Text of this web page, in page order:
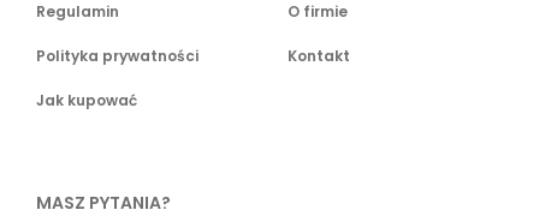
Regulamin
Polityka prywatności
Jak kupować
O firmie
Kontakt
MASZ PYTANIA?